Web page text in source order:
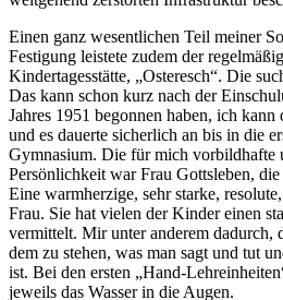
Einen ganz wesentlichen Teil meiner
Festigung leistete zudem der
Kindertagesstätte,
Osteresch . Die
Das kann schon kurz nach der
Jahres 1951 begonnen haben, ich
und es dauerte sicherlich an bis in die
Gymnasium. Die für mich vorbildhafte
Persönlichkeit war Frau Gottsleben,
Eine warmherzige, sehr starke,
Frau. Sie hat vielen der Kinder einen
vermittelt. Mir unter anderem dadurch,
dem zu stehen, was man sagt und tut
ist. Bei den ersten
Hand-Lehreinheiten
jeweils das Wasser in die Augen.